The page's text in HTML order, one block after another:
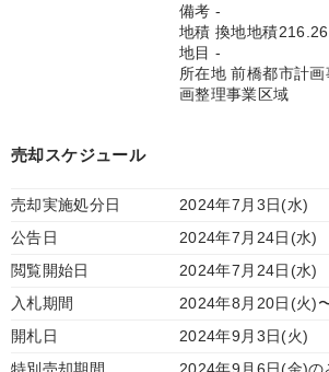
備考 -
地積 換地地積
地目 -
所在地 前橋都市計
画整理事業区域
売却スケジュール
売却実施処分日
2024年7月3日(水)
公告日
2024年7月24日(水)
閲覧開始日
2024年7月24日(水)
入札期間
2024年8月20日(火)
開札日
2024年9月3日(火)